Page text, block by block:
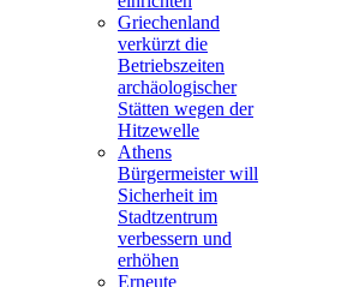
Griechenland
verkürzt die
Betriebszeiten
archäologischer
Stätten wegen der
Hitzewelle
Athens
Bürgermeister will
Sicherheit im
Stadtzentrum
verbessern und
erhöhen
Erneute